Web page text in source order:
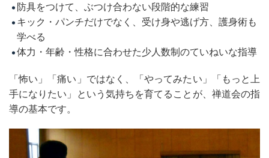
防具をつけて、ぶつけ合わない段階的な練習
キック・パンチだけでなく、受け身や逃げ方、護身術も
学べる
体力・年齢・性格に合わせた少人数制のていねいな指導
「怖い」「痛い」ではなく、「やってみたい」「もっと上
手になりたい」という気持ちを育てることが、禅道会の指
導の基本です。